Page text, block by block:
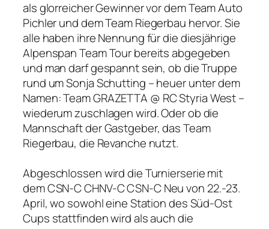
als glorreicher Gewinner vor dem Team Auto
Pichler und dem Team Riegerbau hervor. Sie
alle haben ihre Nennung für die diesjährige
Alpenspan Team Tour bereits abgegeben
und man darf gespannt sein, ob die Truppe
rund um Sonja Schutting – heuer unter dem
Namen: Team GRAZETTA @ RC Styria West –
wiederum zuschlagen wird. Oder ob die
Mannschaft der Gastgeber, das Team
Riegerbau, die Revanche nutzt.
Abgeschlossen wird die Turnierserie mit
dem CSN-C CHNV-C CSN-C Neu von 22.-23.
April, wo sowohl eine Station des Süd-Ost
Cups stattfinden wird als auch die